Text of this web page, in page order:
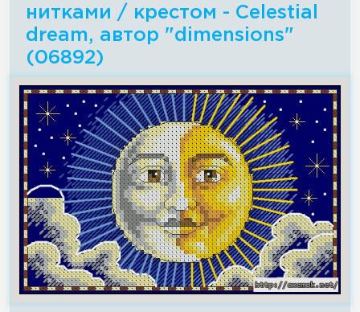
нитками / крестом - Celestial
dream, автор "dimensions"
(06892)